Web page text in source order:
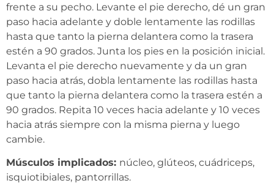
frente a su pecho. Levante el pie derecho, dé un gran
paso hacia adelante y doble lentamente las rodillas
hasta que tanto la pierna delantera como la trasera
estén a 90 grados. Junta los pies en la posición inicial.
Levanta el pie derecho nuevamente y da un gran
paso hacia atrás, dobla lentamente las rodillas hasta
que tanto la pierna delantera como la trasera estén a
90 grados. Repita 10 veces hacia adelante y 10 veces
hacia atrás siempre con la misma pierna y luego
cambie.
Músculos implicados: núcleo, glúteos, cuádriceps,
isquiotibiales, pantorrillas.